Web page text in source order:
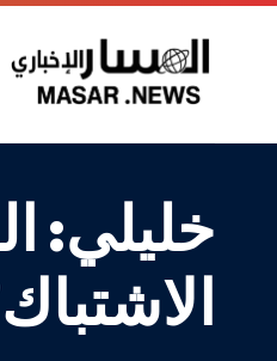
خليلي: